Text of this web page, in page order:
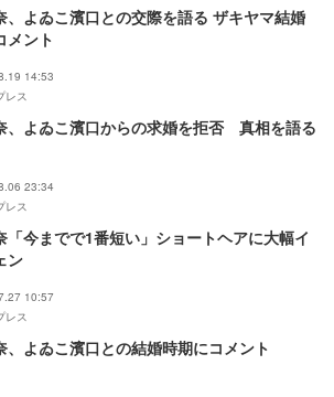
、よゐこ濱口との交際を語る ザキヤマ結婚
メント
14:53
レス
、よゐこ濱口からの求婚を拒否 真相を語る
23:34
レス
「今までで1番短い」ショートヘアに大幅イ
ン
10:57
レス
、よゐこ濱口との結婚時期にコメント